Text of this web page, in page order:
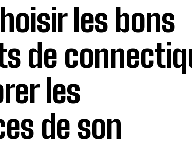
les bons
de
les
de son